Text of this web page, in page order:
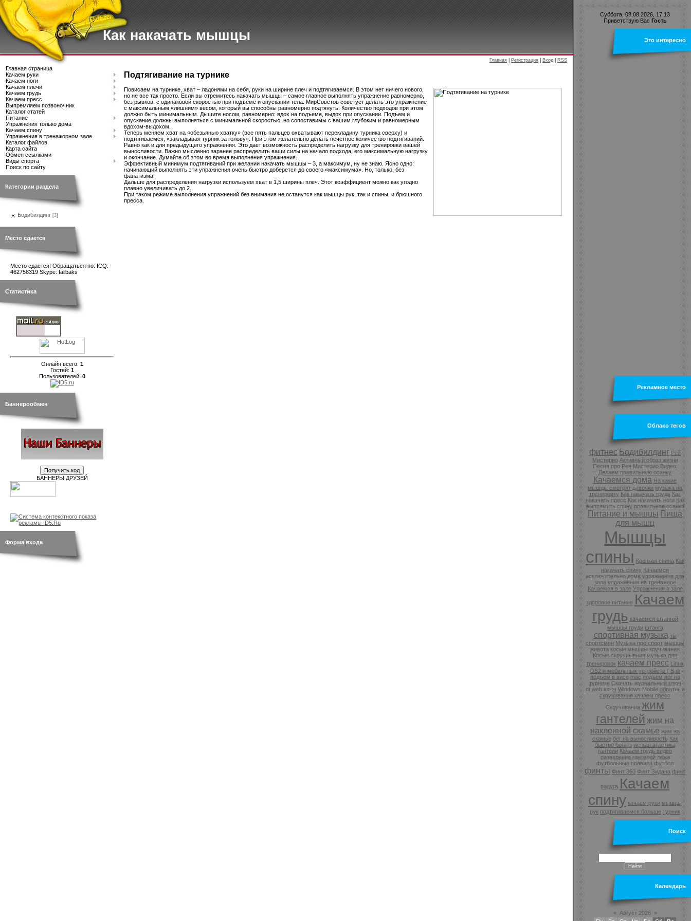
Как накачать мышцы
Главная Регистрация Вход RSS
Главная страница
Качаем руки
Качаем ноги
Качаем плечи
Качаем грудь
Качаем пресс
Выпремляем позвоночник
Каталог статей
Питание
Упражнения только дома
Качаем спину
Упражнения в тренажорном зале
Каталог файлов
Карта сайта
Обмен ссылками
Виды спорта
Поиск по сайту
Категории раздела
Бодибилдинг [3]
Место сдается
Место сдается! Обращаться по: ICQ:
462758319 Skype: failbaks
Статистика
Онлайн всего: 1
Гостей: 1
Пользователей: 0
Баннерообмен
БАННЕРЫ ДРУЗЕЙ
Форма входа
Подтягивание на турнике
Повисаем на турнике, хват – ладонями на себя, руки на ширине плеч и подтягиваемся. В этом нет ничего нового,
но не все так просто. Если вы стремитесь накачать мышцы – самое главное выполнять упражнение равномерно,
без рывков, с одинаковой скоростью при подъеме и опускании тела. МирСоветов советует делать это упражнение
с максимальным «лишним» весом, который вы способны равномерно подтянуть. Количество подходов при этом
должно быть минимальным. Дышите носом, равномерно: вдох на подъеме, выдох при опускании. Подъем и
опускание должны выполняться с минимальной скоростью, но сопоставимы с вашим глубоким и равномерным
вдохом-выдохом.
Теперь меняем хват на «обезьянью хватку» (все пять пальцев охватывают перекладину турника сверху) и
подтягиваемся, «закладывая турник за голову». При этом желательно делать нечетное количество подтягиваний.
Равно как и для предыдущего упражнения. Это дает возможность распределить нагрузку для тренировки вашей
выносливости. Важно мысленно заранее распределить ваши силы на начало подхода, его максимальную нагрузку
и окончание. Думайте об этом во время выполнения упражнения.
Эффективный минимум подтягиваний при желании накачать мышцы – 3, а максимум, ну не знаю. Ясно одно:
начинающий выполнять эти упражнения очень быстро доберется до своего «максимума». Но, только, без
фанатизма!
Дальше для распределения нагрузки используем хват в 1,5 ширины плеч. Этот коэффициент можно как угодно
плавно увеличивать до 2.
При таком режиме выполнения упражнений без внимания не останутся как мышцы рук, так и спины, и брюшного
пресса.
Суббота, 08.08.2026, 17:13
Приветствую Вас Гость
Это интересно
Рекламное место
Облако тегов
фитнес Бодибилдинг Рей
Мистерио Активный образ жизни
Песня про Рея Мистерио Видео:
Делаем правильную осанку
Качаемся дома На какие
мышцы смотрят девочки музыка на
тренировку Как накачать грудь Как
накачать пресс Как накачать ноги Как
выпрямить спину правильная осанка
Питание и мышцы Пища
для мышц
Мышцы
спины Крепкая спина Как
накачать спину Качаемся
исключительно дома упражнения для
зала упражнения на тренажере
Качаемся в зале Упражнения а зале
здоровое питание Качаем
грудь качаемся штангой
мышцы груди штанга
спортивная музыка ты
спортсмен Музыка про спорт мышцы
живота косые мышцы кручивания
Косые скручиывния музыка для
тренировок качаем пресс Linux
OS2 и мобильных устройств ( S dr
подъем в висе mac подъем ног на
турнике Скачать журнальный ключ
dr.web ключ Windows Mobile обратные
скручивания качаем пресс
Скручивания жим
гантелей жим на
наклонной скамье жим на
скамье бег на выносливость Как
быстро бегать легкая атлетика
гантели Качаем грудь видео
разведение гантелей лежа
футбольные правила футбол
финты Финт 360 Финт Зидана финт
радуга Качаем
спину качаем руки мышцы
рук подтягиваемся больше турник
Поиск
Календарь
« Август 2026
»